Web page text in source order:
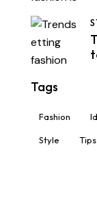
Tags
Fashion
Style Tips